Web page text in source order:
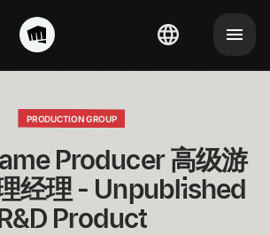
PRODUCTION GROUP
Producer 高级游
经理 - Unpublished
Product